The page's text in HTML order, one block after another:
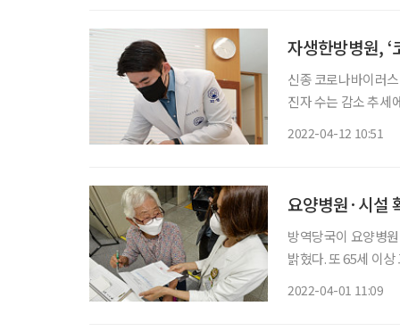
자생한방병원,
신종 코로나바이러
진자 수는 감소 추세
2022-04-12 10:51
요양병원·시설
방역당국이 요양병
밝혔다. 또 65세 이
2022-04-01 11:09